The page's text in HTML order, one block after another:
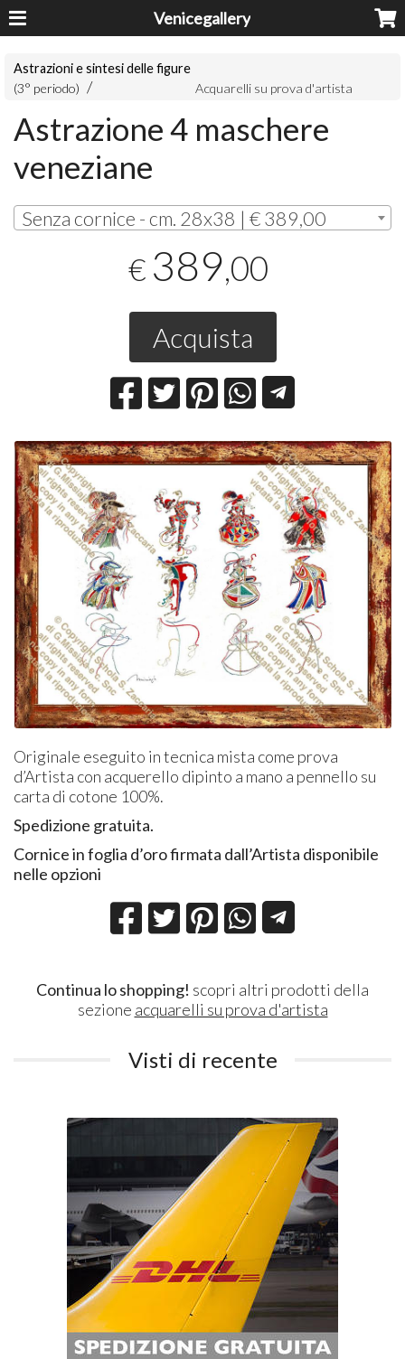
Venicegallery
Astrazioni e sintesi delle figure
(3° periodo)
Acquarelli su prova d'artista
Astrazione 4 maschere
veneziane
Senza cornice - cm. 28x38 | € 389,00
€ 389,00
Acquista
Originale eseguito in tecnica mista come prova
d’Artista con acquerello dipinto a mano a pennello su
carta di cotone 100%.
Spedizione gratuita.
Cornice in foglia d’oro firmata dall’Artista disponibile
nelle opzioni
Continua lo shopping! scopri altri prodotti della
sezione acquarelli su prova d'artista
Visti di recente